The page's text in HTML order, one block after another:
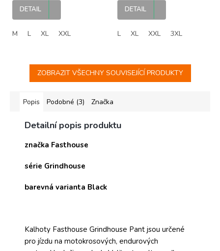
DETAIL
M L XL XXL
DETAIL
L XL XXL 3XL
ZOBRAZIT VŠECHNY SOUVISEJÍCÍ PRODUKTY
Popis Podobné (3) Značka
Detailní popis produktu
značka Fasthouse
série Grindhouse
barevná varianta Black
Kalhoty Fasthouse Grindhouse Pant jsou určené
pro jízdu na motokrosových, endurových